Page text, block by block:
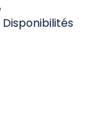
Disponibilités